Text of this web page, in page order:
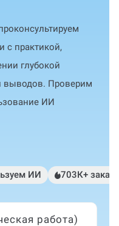
с практикой,
глубокой
выводов. Проверим
ИИ
ИИ 703К+
работа)